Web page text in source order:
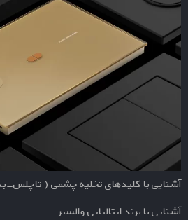
آشنایی با کلیدهای تخلیه چشمی ( تاچلس-
آشنایی با برند ایتالیایی والسیر